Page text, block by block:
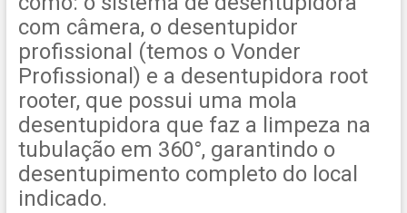
com câmera, o desentupidor
profissional (temos o Vonder
Profissional) e a desentupidora root
rooter, que possui uma mola
desentupidora que faz a limpeza na
tubulação em 360°, garantindo o
desentupimento completo do local
indicado.